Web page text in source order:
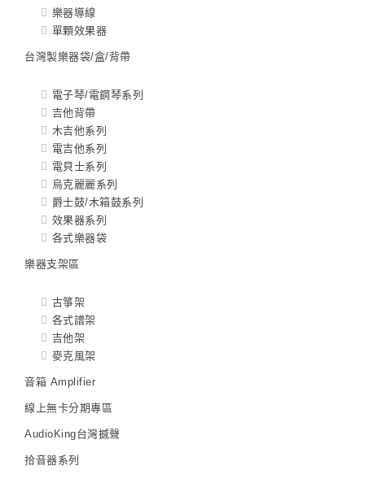
樂器導線
單顆效果器
台灣製樂器袋/盒/背帶
電子琴/電鋼琴系列
吉他背帶
木吉他系列
電吉他系列
電貝士系列
烏克麗麗系列
爵士鼓/木箱鼓系列
效果器系列
各式樂器袋
樂器支架區
古箏架
各式譜架
吉他架
麥克風架
音箱 Amplifier
線上無卡分期專區
AudioKing台灣撼聲
拾音器系列